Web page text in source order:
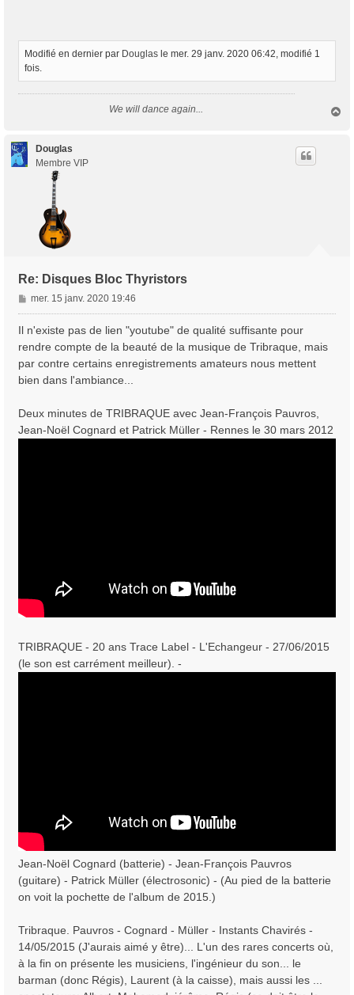
Modifié en dernier par Douglas le mer. 29 janv. 2020 06:42, modifié 1
fois.
We will dance again...
Douglas
Membre VIP
Re: Disques Bloc Thyristors
M
e
s
a
g
e
mer. 15 janv. 2020 19:46
Il n'existe pas de lien "youtube" de qualité suffisante pour
rendre compte de la beauté de la musique de Tribraque, mais
par contre certains enregistrements amateurs nous mettent
bien dans l'ambiance...
Deux minutes de TRIBRAQUE avec Jean-François Pauvros,
Jean-Noël Cognard et Patrick Müller - Rennes le 30 mars 2012
TRIBRAQUE - 20 ans Trace Label - L'Echangeur - 27/06/2015
(le son est carrément meilleur). -
Jean-Noël Cognard (batterie) - Jean-François Pauvros
(guitare) - Patrick Müller (électrosonic) - (Au pied de la batterie
on voit la pochette de l'album de 2015.)
Tribraque. Pauvros - Cognard - Müller - Instants Chavirés -
14/05/2015 (J'aurais aimé y être)... L'un des rares concerts où,
à la fin on présente les musiciens, l'ingénieur du son... le
barman (donc Régis), Laurent (à la caisse), mais aussi les ...